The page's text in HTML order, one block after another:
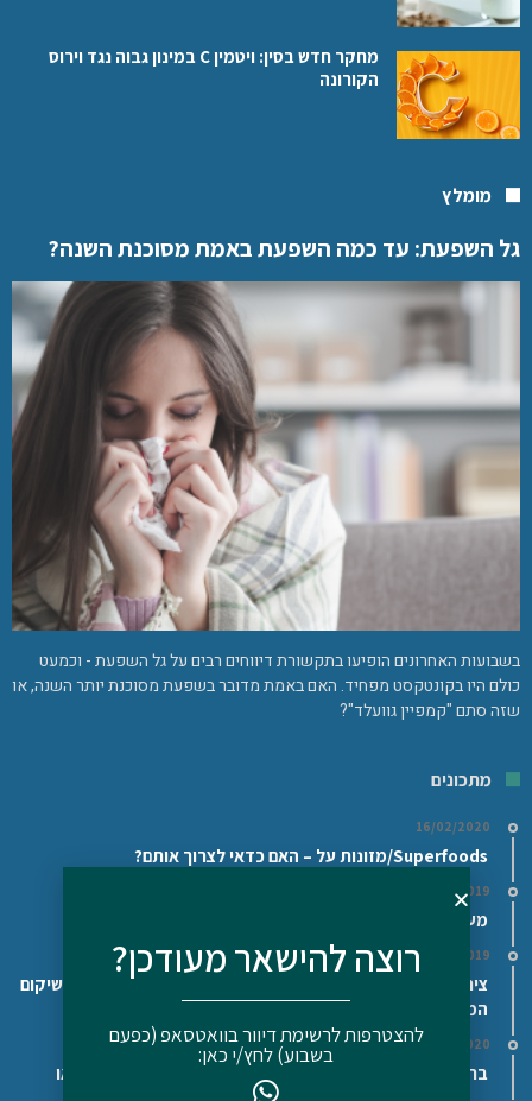
מחקר חדש בסין: ויטמין C במינון גבוה נגד וירוס
הקורונה
מומלץ
גל השפעת: עד כמה השפעת באמת מסוכנת השנה?
בשבועות האחרונים הופיעו בתקשורת דיווחים רבים על גל השפעת - וכמעט
כולם היו בקונטקסט מפחיד. האם באמת מדובר בשפעת מסוכנת יותר השנה, או
שזה סתם "קמפיין גוועלד"?
מתכונים
16/02/2020
Superfoods/מזונות על – האם כדאי לצרוך אותם?
29/11/2019
מעדן גבינה ושמן פשתן/המפ (על פי דר' בודוויג)
11/12/2019
ציר עצם בקר/עוף ביתי – Bone broth – המזון הטוב ביותר לשיקום
המעיים
16/02/2020
בראוניז שחיתות – טעימים, מזינים ובריאים – ללא גלוטן, פליאו
רוצה להישאר מעודכן?
להצטרפות לרשימת דיוור בוואטסאפ (כפעם
בשבוע) לחץ/י כאן: